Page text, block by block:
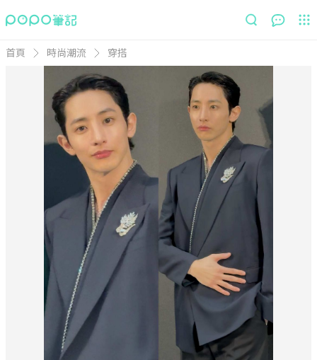
首頁 時尚潮流 穿搭